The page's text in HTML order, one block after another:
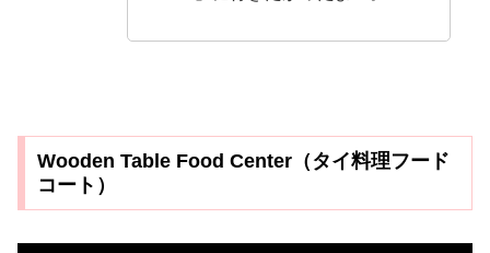
Wooden Table Food Center（タイ料理フード
コート）